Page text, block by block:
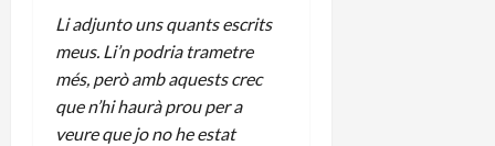
Li adjunto uns quants escrits
meus. Li’n podria trametre
més, però amb aquests crec
que n’hi haurà prou per a
veure que jo no he estat